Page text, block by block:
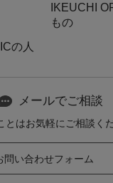
IKEUCHI
もの
の人
メールでご相談
とはお気軽にご相談くだ
問い合わせフォーム